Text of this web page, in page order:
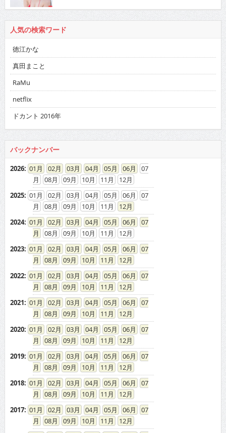
人気の検索ワード
徳江かな
真田まこと
RaMu
netflix
ドカント 2016年
バックナンバー
2026: 01 02 03 04 05 06
07
08
09 10 11
12
2025: 01 02 03 04 05 06
07
08
09 10 11
12
2024: 01 02 03 04 05 06
07
08
09 10 11
12
2023: 01 02 03 04 05 06
07
08
09 10 11
12
2022: 01 02 03 04 05 06
07
08
09 10 11
12
2021: 01 02 03 04 05 06
07
08
09 10 11
12
2020: 01 02 03 04 05 06
07
08
09 10 11
12
2019: 01 02 03 04 05 06
07
08
09 10 11
12
2018: 01 02 03 04 05 06
07
08
09 10 11
12
2017: 01 02 03 04 05 06
07
08
09 10 11
12